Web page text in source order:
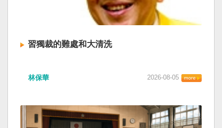
習獨裁的難處和大清洗
林保華 2026-08-05